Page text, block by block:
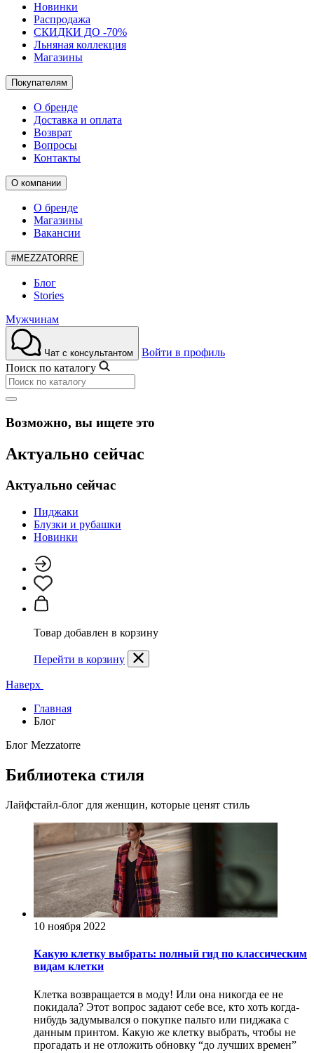
Новинки
Распродажа
СКИДКИ ДО -70%
Льняная коллекция
Магазины
Покупателям
О бренде
Доставка и оплата
Возврат
Вопросы
Контакты
О компании
О бренде
Магазины
Вакансии
#MEZZATORRE
Блог
Stories
Мужчинам
Чат с консультантом
Войти в профиль
Поиск по каталогу
Возможно, вы ищете это
Актуально сейчас
Актуально сейчас
Пиджаки
Блузки и рубашки
Новинки
Товар добавлен в корзину
Перейти в корзину
Наверх
Главная
Блог
Блог Mezzatorre
Библиотека стиля
Лайфстайл-блог для женщин, которые ценят стиль
10 ноября 2022
Какую клетку выбрать: полный гид по классическим
видам клетки
Клетка возвращается в моду! Или она никогда ее не
покидала? Этот вопрос задают себе все, кто хоть когда-
нибудь задумывался о покупке пальто или пиджака с
данным принтом. Какую же клетку выбрать, чтобы не
прогадать и не отложить обновку “до лучших времен”